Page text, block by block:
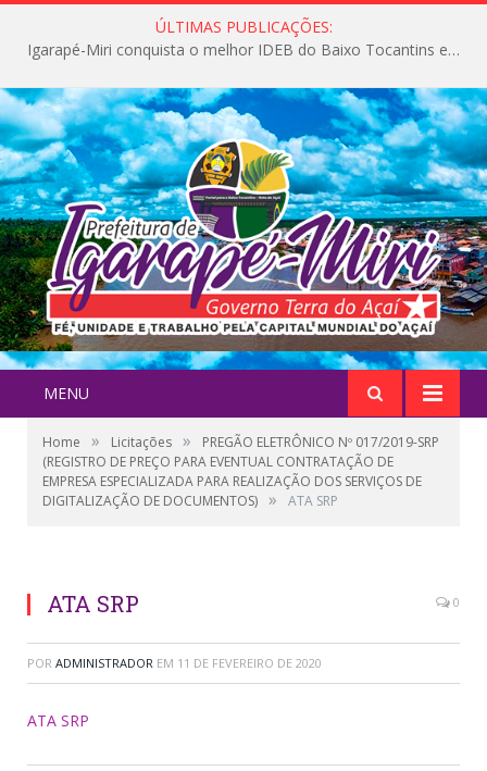
ÚLTIMAS PUBLICAÇÕES:
Igarapé-Miri conquista o melhor IDEB do Baixo Tocantins e avança na qualidade da educação pública
MENU
Home » Licitações »
PREGÃO ELETRÔNICO Nº 017/2019-SRP
(REGISTRO DE PREÇO PARA EVENTUAL CONTRATAÇÃO DE
EMPRESA ESPECIALIZADA PARA REALIZAÇÃO DOS SERVIÇOS DE
DIGITALIZAÇÃO DE DOCUMENTOS) » ATA SRP
ATA SRP 0
POR ADMINISTRADOR EM 11 DE FEVEREIRO DE 2020
ATA SRP